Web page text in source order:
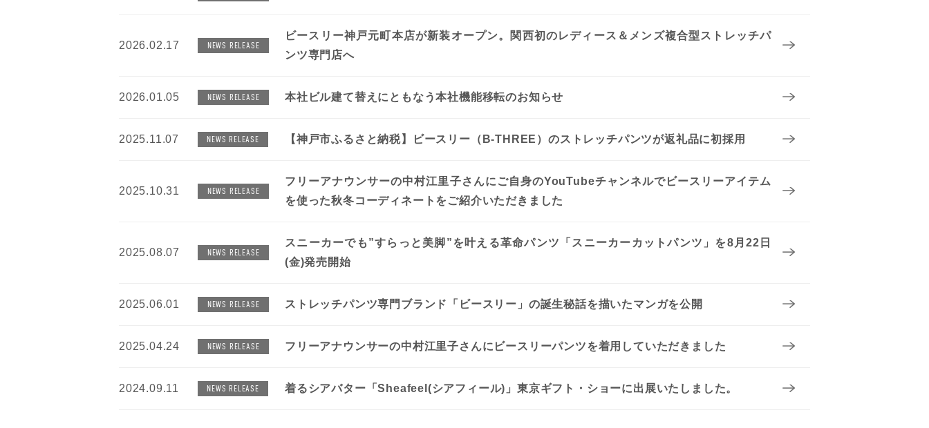
2026.02.17 NEWS RELEASE
ビースリー神戸元町本店が新装オープン。関西初のレディース＆メンズ複合型ストレッチパ
ンツ専門店へ
2026.01.05 NEWS RELEASE 本社ビル建て替えにともなう本社機能移転のお知らせ
2025.11.07 NEWS RELEASE 【神戸市ふるさと納税】ビースリー（B-THREE）のストレッチパンツが返礼品に初採用
2025.10.31 NEWS RELEASE
フリーアナウンサーの中村江里子さんにご自身のYouTubeチャンネルでビースリーアイテム
を使った秋冬コーディネートをご紹介いただきました
2025.08.07 NEWS RELEASE
スニーカーでも”すらっと美脚”を叶える革命パンツ「スニーカーカットパンツ」を8月22日
(金)発売開始
2025.06.01 NEWS RELEASE ストレッチパンツ専門ブランド「ビースリー」の誕生秘話を描いたマンガを公開
2025.04.24 NEWS RELEASE フリーアナウンサーの中村江里子さんにビースリーパンツを着用していただきました
2024.09.11 NEWS RELEASE 着るシアバター「Sheafeel(シアフィール)」東京ギフト・ショーに出展いたしました。